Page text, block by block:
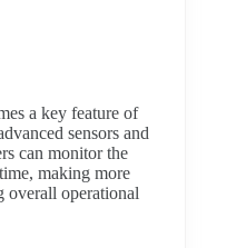
a key feature of
sensors and
can monitor the
making more
overall operational